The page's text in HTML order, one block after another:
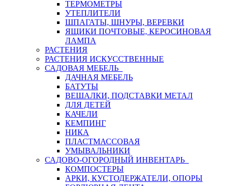
ТЕРМОМЕТРЫ
УТЕПЛИТЕЛИ
ШПАГАТЫ, ШНУРЫ, ВЕРЕВКИ
ЯЩИКИ ПОЧТОВЫЕ, КЕРОСИНОВАЯ
ЛАМПА
РАСТЕНИЯ
РАСТЕНИЯ ИСКУССТВЕННЫЕ
САДОВАЯ МЕБЕЛЬ
ДАЧНАЯ МЕБЕЛЬ
БАТУТЫ
ВЕШАЛКИ, ПОДСТАВКИ МЕТАЛ
ДЛЯ ДЕТЕЙ
КАЧЕЛИ
КЕМПИНГ
НИКА
ПЛАСТМАССОВАЯ
УМЫВАЛЬНИКИ
САДОВО-ОГОРОДНЫЙ ИНВЕНТАРЬ
КОМПОСТЕРЫ
АРКИ, КУСТОДЕРЖАТЕЛИ, ОПОРЫ